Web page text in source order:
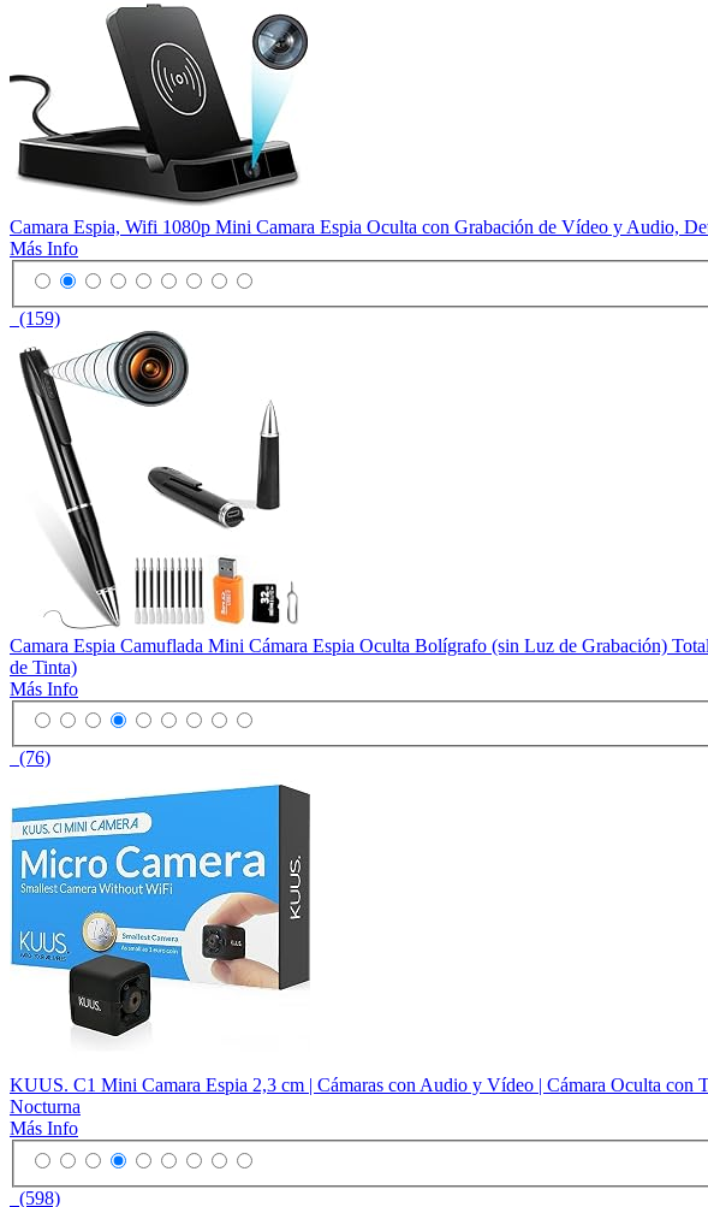
Camara Espia, Wifi 1080p Mini Camara Espia Oculta con Grabación de Vídeo y Audio,
Más Info
(159)
Camara Espia Camuflada Mini Cámara Espia Oculta Bolígrafo (sin Luz de Grabación)
de Tinta)
Más Info
(76)
KUUS. C1 Mini Camara Espia 2,3 cm | Cámaras con Audio y Vídeo | Cámara Oculta
Nocturna
Más Info
(598)